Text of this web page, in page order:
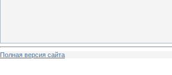
Полная версия сайта